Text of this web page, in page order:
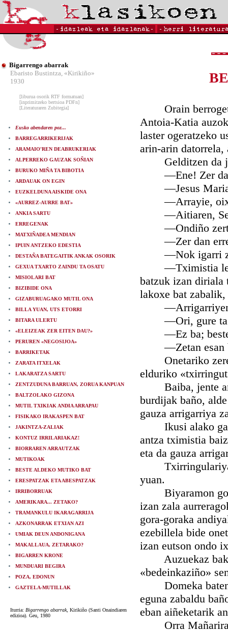
Bigarrengo abarrak
Ebaristo Bustintza, «Kirikiño»
1930
[liburua osorik RTF formatuan]
[inprimitzeko bertsioa PDFn]
[Literaturaren Zubitegia]
Eusko abendaren poz...
BARREGARRIKERIJAK
ARAMAIO'REN DEABRUKERIAK
ALPERREKO GAUZAK SOÑIAN
BURUKO MIÑA TA BIBOTIA
ARDAUAK ON EGIN
EUZKELDUNA AISKIDE ONA
«AURREZ-AURRE BAT»
ANKIA SARTU
ERREGENAK
MATXIÑADEA MENDIAN
IPUIN ANTZEKO EDESTIA
DESTAÑA BATEGAITIK ANKAK OSORIK
GEXUA TXARTO ZAINDU TA OSATU
MISIOLARI BAT
BIZIBIDE ONA
GIZABURUAGAKO MUTIL ONA
BILLA YUAN, UTS ETORRI
BITARA ULERTU
«ELEIZEAK ZER EITEN DAU?»
PERUREN «NEGOSIJOA»
BARRIKETAK
ZARATA ITXELAK
LAKARATZA SARTU
ZENTZUDUNA BARRUAN, ZORUA KANPUAN
BALTZOLAKO GIZONA
MUTIL TXIKIAK ANDIA ARRAPAU
FISIKAKO IRAKASPEN BAT
JAKINTZA-ZALIAK
KONTUZ IRRILARIAKAZ!
BIORRAREN ARRAUTZAK
MUTIKOAK
BESTE ALDEKO MUTIKO BAT
ERESPATZAK ETA ABESPATZAK
IRRIBORRUAK
AMERIKARA... ZETAKO?
TRAMANKULU IKARAGARRIJA
AZKONARRAK ETXIAN AZI
UMIAK DEUN ANDONIGANA
MAKALLAUA, ZETARAKO?
BIGARREN KRONE
MUNDUARI BEGIRA
POZA, EDONUN
GAZTELA-MUTILLAK
Iturria: Bigarrengo abarrak, Kirikiño (Santi Onaindiaren
edizioa). Geu, 1980
Orain
Antoia-Katia
laster ogeratzeko
arin-arin
Gelditzen da
—Ene! Zer da
—Jesus Maria
—Arrayie, oixe
—Aitiaren,
—Ondiño
—Zer dan
—Nok igarri zer
—Tximistia letxe
batzuk izan diriala
lakoxe bat
—Arrigarriyena
—Ori, gure ta
—Ez ba; beste
—Zetan esan
Onetariko
elduriko
Baiba, jente
burdijak baño,
gauza arrigarriya
Ikusi alako
antza tximistia
eta da gauza
Txirringulariya,
yuan.
Biyaramon
izan zala
gora-goraka
ezebillela bide
izan eutson ondo
Auzuekaz
«bedeinkaziño»
Domeka baten
eguna zabaldu
eban aiñeketarik
Orra Mañarira